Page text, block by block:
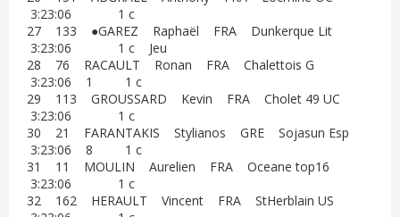
3:23:06 1 c
27 133 ●GAREZ Raphaël FRA Dunkerque Lit
3:23:06 1 c Jeu
28 76 RACAULT Ronan FRA Chalettois G
3:23:06 1 1 c
29 113 GROUSSARD Kevin FRA Cholet 49 UC
3:23:06 1 c
30 21 FARANTAKIS Stylianos GRE Sojasun Esp
3:23:06 8 1 c
31 11 MOULIN Aurelien FRA Oceane top16
3:23:06 1 c
32 162 HERAULT Vincent FRA StHerblain US